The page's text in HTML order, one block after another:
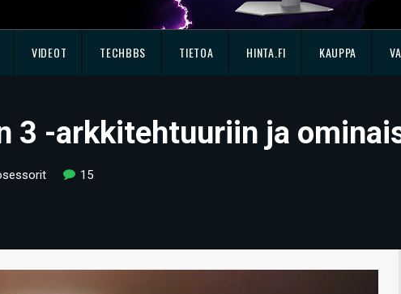
VIDEOT TECHBBS TIETOA HINTA.FI KAUPPA
3 -arkkitehtuuriin ja
15